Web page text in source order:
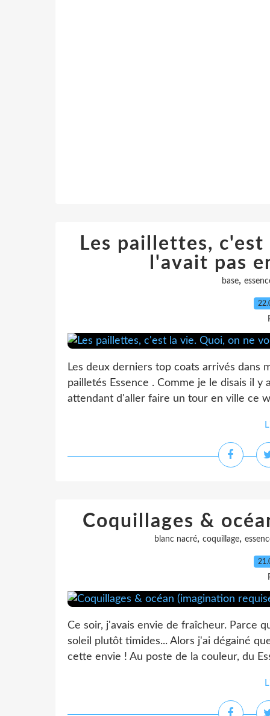
Les paillettes,
l'avait pas
base,
Les deux derniers top coats arrivés dans
pailletés Essence . Comme je le disais il
attendant d'aller faire un tour en ville ce
Coquillages &
blanc nacré, coquillage,
Ce soir, j'avais envie de fraîcheur. Parce
soleil plutôt timides... Alors j'ai dégainé
cette envie ! Au poste de la couleur, du